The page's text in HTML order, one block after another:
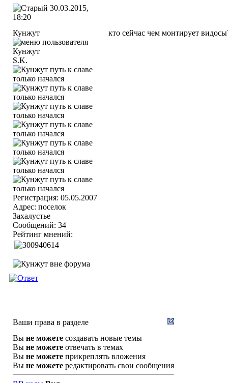
30.03.2015,
18:20
Кунжут
S.K.
Регистрация: 05.05.2007
Адрес: поселок
Захалустье
Сообщений: 34
Рейтинг мнений:
кто сейчас чем монтирует
Ваши права в разделе
Вы не можете создавать новые темы
Вы не можете отвечать в темах
Вы не можете прикреплять вложения
Вы не можете редактировать свои сообщения